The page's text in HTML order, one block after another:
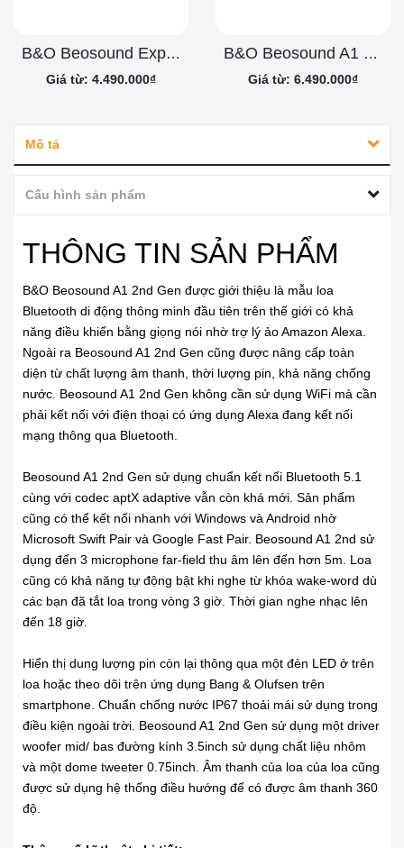
B&O Beosound Explore Chính Hãng
Giá từ: 4.490.000₫
B&O Beosound A1 2nd Gen Chính Hãng
Giá từ: 6.490.000₫
Mô tả
Cấu hình sản phẩm
THÔNG TIN SẢN PHẨM
B&O Beosound A1 2nd Gen được giới thiệu là mẫu loa
Bluetooth di động thông minh đầu tiên trên thế giới có khả
năng điều khiển bằng giọng nói nhờ trợ lý ảo Amazon Alexa.
Ngoài ra Beosound A1 2nd Gen cũng được nâng cấp toàn
diện từ chất lượng âm thanh, thời lượng pin, khả năng chống
nước. Beosound A1 2nd Gen không cần sử dụng WiFi mà cần
phải kết nối với điện thoại có ứng dụng Alexa đang kết nối
mạng thông qua Bluetooth.
Beosound A1 2nd Gen sử dụng chuẩn kết nối Bluetooth 5.1
cùng với codec aptX adaptive vẫn còn khá mới. Sản phẩm
cũng có thể kết nối nhanh với Windows và Android nhờ
Microsoft Swift Pair và Google Fast Pair. Beosound A1 2nd sử
dụng đến 3 microphone far-field thu âm lên đến hơn 5m. Loa
cũng có khả năng tự động bật khi nghe từ khóa wake-word dù
các bạn đã tắt loa trong vòng 3 giờ. Thời gian nghe nhạc lên
đến 18 giờ.
Hiển thị dung lượng pin còn lại thông qua một đèn LED ở trên
loa hoặc theo dõi trên ứng dụng Bang & Olufsen trên
smartphone. Chuẩn chống nước IP67 thoải mái sử dụng trong
điều kiện ngoài trời. Beosound A1 2nd Gen sử dụng một driver
woofer mid/ bas đường kính 3.5inch sử dụng chất liệu nhôm
và một dome tweeter 0.75inch. Âm thanh của loa của loa cũng
được sử dụng hệ thống điều hướng để có được âm thanh 360
độ.